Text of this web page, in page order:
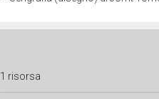
1 risorsa